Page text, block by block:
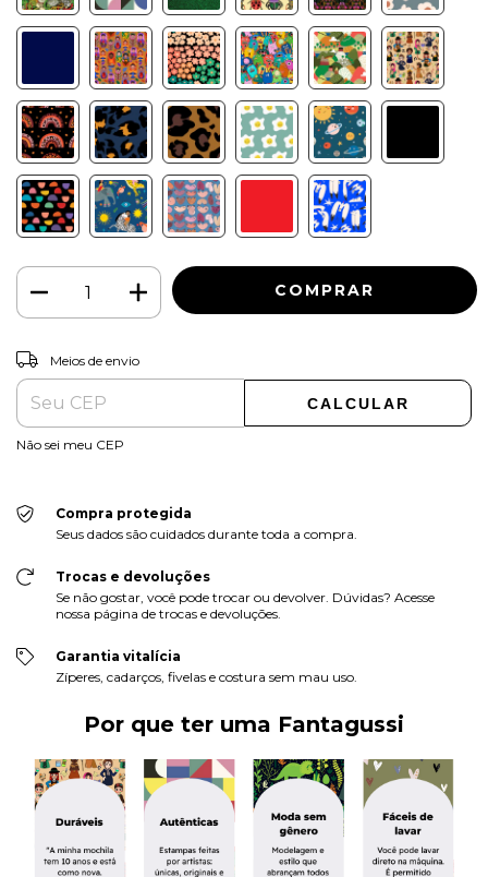
Entregas para o CEP:
Meios de envio
CALCULAR
Não sei meu CEP
Compra protegida
Seus dados são cuidados durante toda a compra.
Trocas e devoluções
Se não gostar, você pode trocar ou devolver. Dúvidas? Acesse
nossa página de trocas e devoluções.
Garantia vitalícia
Zíperes, cadarços, fivelas e costura sem mau uso.
Por que ter uma Fantagussi